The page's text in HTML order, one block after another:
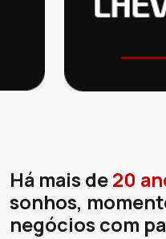
Há mais de20
sonhos,
negócios com